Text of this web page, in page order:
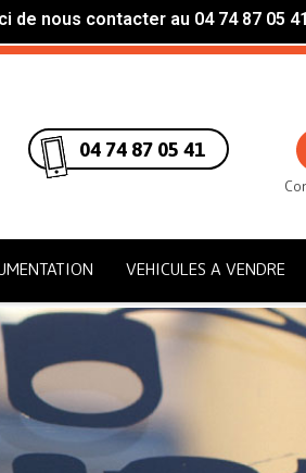
nous contacter au 04 74 87 05
04 74 87 05 41
VEHICULES A VENDRE